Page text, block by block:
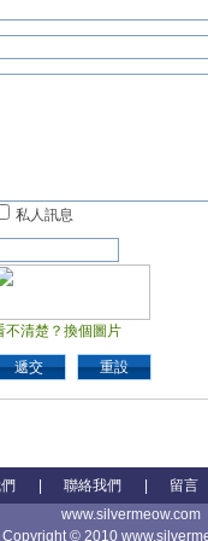
私人訊息
不清楚？換個圖片
遞交 重設
聯絡我們 留言
www.silvermeow.com
Copyright © 2010